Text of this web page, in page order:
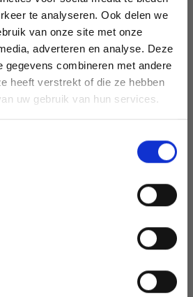
te analyseren. Ook delen we
van onze site met onze
adverteren en analyse. Deze
gegevens combineren met andere
heeft verstrekt of die ze hebben
uw gebruik van hun services.
jusqu'à 50 %
à connaître nos soldes et
ontvangen over onze